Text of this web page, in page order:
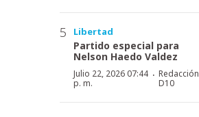
Libertad
Partido especial para
Nelson Haedo Valdez
Julio 22, 2026 07:44
p. m.
· Redacción
D10